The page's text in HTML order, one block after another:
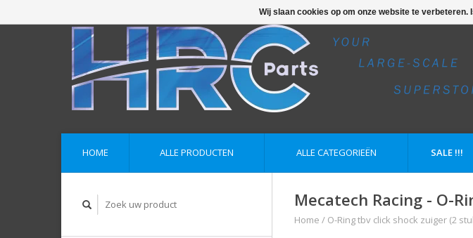
HOME ALLE PRODUCTEN ALLE CATEGORIEËN SALE !!!
Mecatech Racing - O-
Home / O-Ring tbv click shock zuiger (2
Wij slaan cookies op om onze website te verbeteren.